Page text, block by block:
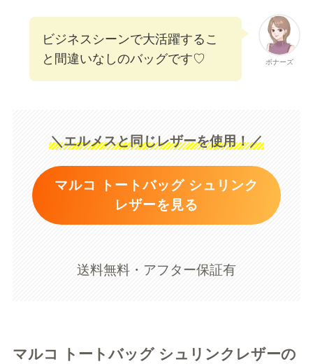
ボナーズ
ビジネスシーンで大活躍するこ
と間違いなしのバッグです♡
＼エルメスと同じレザーを使用！／
マルコ トートバッグ シュリンク
レザーを見る
送料無料・アフター保証有
マルコ トートバッグ シュリンクレザーの